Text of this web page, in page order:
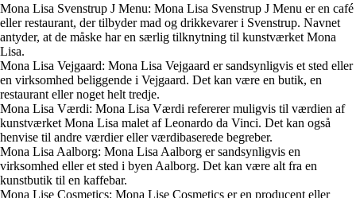
Mona Lisa Svenstrup J Menu: Mona Lisa Svenstrup J Menu er en café
eller restaurant, der tilbyder mad og drikkevarer i Svenstrup. Navnet
antyder, at de måske har en særlig tilknytning til kunstværket Mona
Lisa.
Mona Lisa Vejgaard: Mona Lisa Vejgaard er sandsynligvis et sted eller
en virksomhed beliggende i Vejgaard. Det kan være en butik, en
restaurant eller noget helt tredje.
Mona Lisa Værdi: Mona Lisa Værdi refererer muligvis til værdien af
kunstværket Mona Lisa malet af Leonardo da Vinci. Det kan også
henvise til andre værdier eller værdibaserede begreber.
Mona Lisa Aalborg: Mona Lisa Aalborg er sandsynligvis en
virksomhed eller et sted i byen Aalborg. Det kan være alt fra en
kunstbutik til en kaffebar.
Mona Lise Cosmetics: Mona Lise Cosmetics er en producent eller